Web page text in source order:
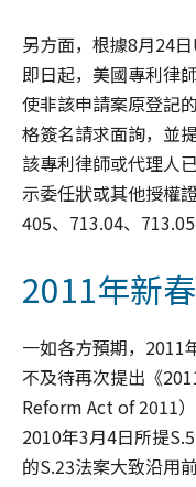
另方面，根據8月24
即日起，美國專利律
使非該申請案原登記
格簽名請求面詢，並
該專利律師或代理人
示委任狀或其他授權
405、713.04、
2011年新
一如各方預期，2011
不及待再次提出《
Reform Act of 2011
2010年3月4日所提
的S.23法案大致沿用